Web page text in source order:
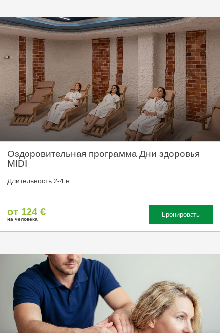
Оздоровительная программа Дни здоровья
MIDI
Длительность 2-4 н.
от 124 €
на человека
Бронировать